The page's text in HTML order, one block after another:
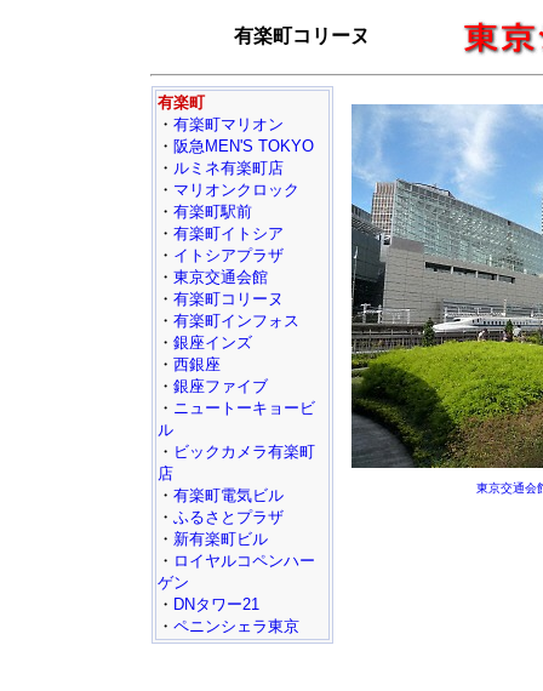
有楽町コリーヌ
有楽町
・ 有楽町マリオン
・ 阪急MEN'S TOKYO
・ ルミネ有楽町店
・ マリオンクロック
・ 有楽町駅前
・ 有楽町イトシア
・ イトシアプラザ
・ 東京交通会館
・ 有楽町コリーヌ
・ 有楽町インフォス
・ 銀座インズ
・ 西銀座
・ 銀座ファイブ
・ ニュートーキョービ
ル
・ ビックカメラ有楽町
店
・ 有楽町電気ビル
・ ふるさとプラザ
・ 新有楽町ビル
・ ロイヤルコペンハー
ゲン
・ DNタワー21
・ ペニンシェラ東京
東京交通会